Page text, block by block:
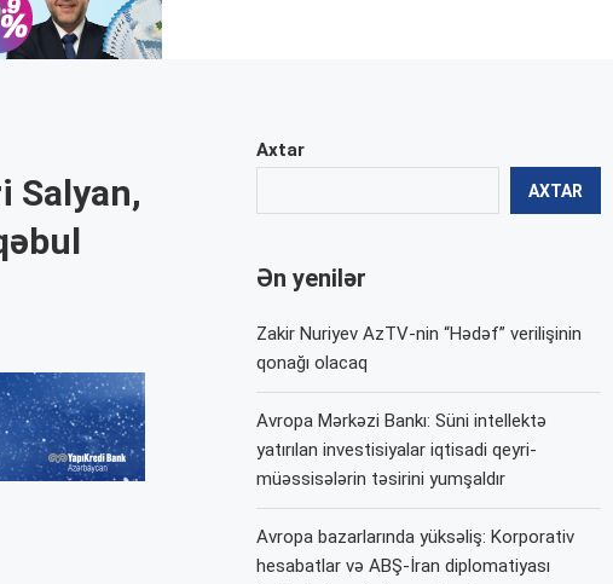
Salyan,
Axtar
AXTAR
Ən yenilər
Zakir Nuriyev AzTV-nin “Hədəf” verilişinin
qonağı olacaq
Avropa Mərkəzi Bankı: Süni intellektə
yatırılan investisiyalar iqtisadi qeyri-
müəssisələrin təsirini yumşaldır
Avropa bazarlarında yüksəliş: Korporativ
hesabatlar və ABŞ-İran diplomatiyası